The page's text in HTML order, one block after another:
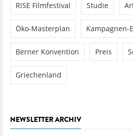
RISE Filmfestival Studie
Öko-Masterplan Kampagnen-
Berner Konvention Preis
Griechenland
NEWSLETTER ARCHIV